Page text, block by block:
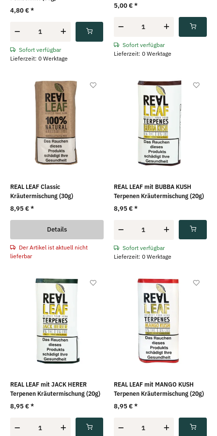
4,80 €*
Sofort verfügbar
Lieferzeit: 0 Werktage
5,00 €*
Sofort verfügbar
Lieferzeit: 0 Werktage
REAL LEAF Classic
Kräutermischung (30g)
8,95 €*
Details
Der Artikel ist aktuell nicht
lieferbar
REAL LEAF mit BUBBA KUSH
Terpenen Kräutermischung (20g)
8,95 €*
Sofort verfügbar
Lieferzeit: 0 Werktage
REAL LEAF mit JACK HERER
Terpenen Kräutermischung (20g)
8,95 €*
REAL LEAF mit MANGO KUSH
Terpenen Kräutermischung (20g)
8,95 €*